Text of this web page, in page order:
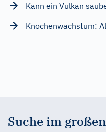
Kann ein Vulkan
Knochenwachstum:
Suche im